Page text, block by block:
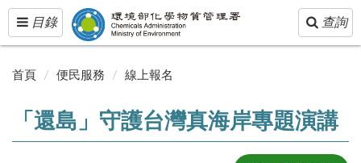
Toggle
navigation
目錄
Toggle
navigation
查詢
首頁 便民服務 線上報名
「還島」守護台灣真海岸專題演講